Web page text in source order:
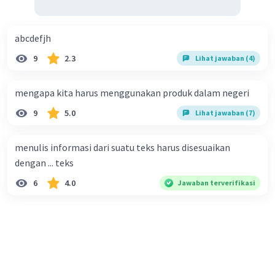
2. Formulir online adalah formulir yang diakses dan diisi
situasi yang membutuhkan efisiensi waktu dan sumber
Kesimpulan:
Formulir cetak adalah formulir yang dicetak dan diisi
formulir yang diakses dan diisi secara digital melalui
internet.
Beri Rating Balas
abcdefjh
9 2.3 Lihat jawaban (4)
mengapa kita harus menggunakan produk dalam negeri
9 5.0 Lihat jawaban (7)
menulis informasi dari suatu teks harus disesuaikan
dengan ... teks
6 4.0 Jawaban terverifikasi